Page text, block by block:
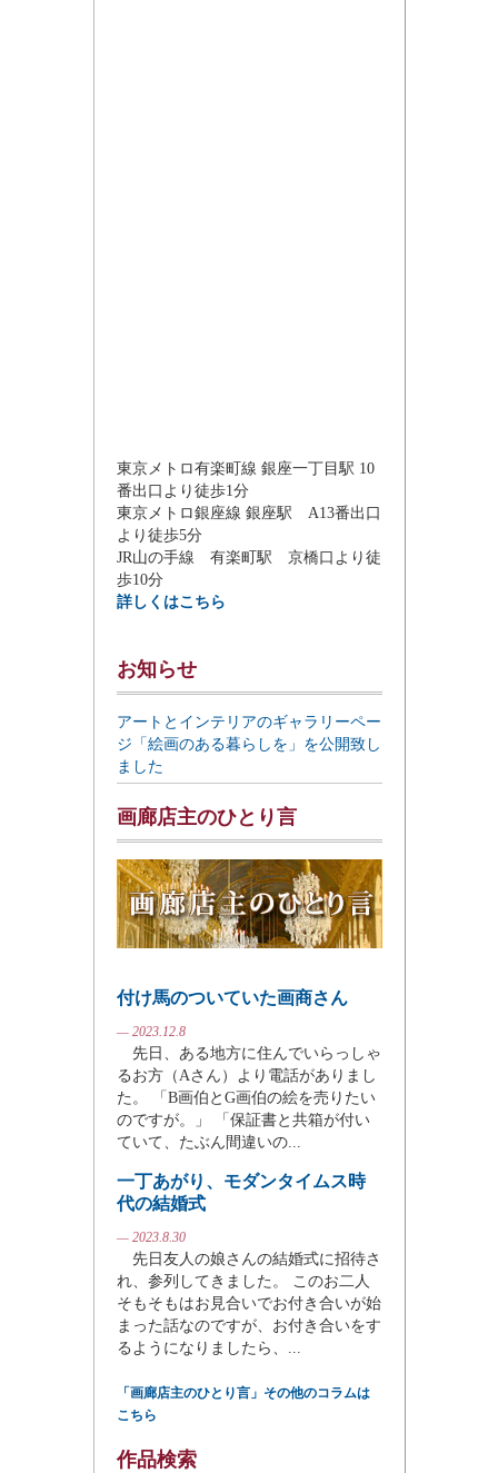
東京メトロ有楽町線 銀座一丁目駅 10
番出口より徒歩1分
東京メトロ銀座線 銀座駅 A13番出口
より徒歩5分
JR山の手線 有楽町駅 京橋口より徒
歩10分
詳しくはこちら
お知らせ
アートとインテリアのギャラリーペー
ジ「絵画のある暮らしを」を公開致し
ました
画廊店主のひとり言
付け馬のついていた画商さん
— 2023.12.8
先日、ある地方に住んでいらっしゃ
るお方（Aさん）より電話がありまし
た。 「B画伯とG画伯の絵を売りたい
のですが。」 「保証書と共箱が付い
ていて、たぶん間違いの...
一丁あがり、モダンタイムス時
代の結婚式
— 2023.8.30
先日友人の娘さんの結婚式に招待さ
れ、参列してきました。 このお二人
そもそもはお見合いでお付き合いが始
まった話なのですが、お付き合いをす
るようになりましたら、...
「画廊店主のひとり言」その他のコラムは
こちら
作品検索